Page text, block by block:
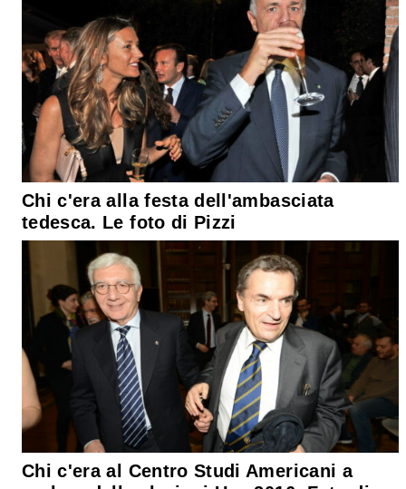
Chi c'era alla festa dell'ambasciata
tedesca. Le foto di Pizzi
Chi c'era al Centro Studi Americani a